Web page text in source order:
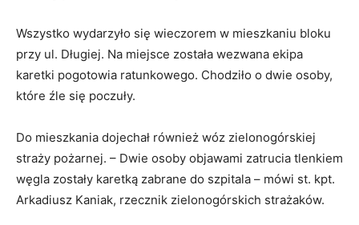
Wszystko wydarzyło się wieczorem w mieszkaniu bloku
przy ul. Długiej. Na miejsce została wezwana ekipa
karetki pogotowia ratunkowego. Chodziło o dwie osoby,
które źle się poczuły.
Do mieszkania dojechał również wóz zielonogórskiej
straży pożarnej. – Dwie osoby objawami zatrucia tlenkiem
węgla zostały karetką zabrane do szpitala – mówi st. kpt.
Arkadiusz Kaniak, rzecznik zielonogórskich strażaków.